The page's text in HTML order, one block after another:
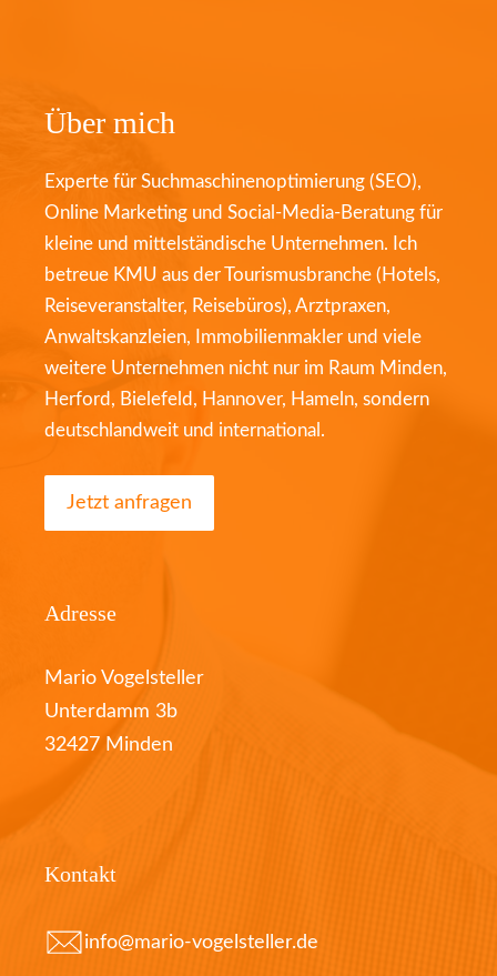
Über mich
Experte für Suchmaschinenoptimierung (SEO),
Online Marketing und Social-Media-Beratung für
kleine und mittelständische Unternehmen. Ich
betreue KMU aus der Tourismusbranche (Hotels,
Reiseveranstalter, Reisebüros), Arztpraxen,
Anwaltskanzleien, Immobilienmakler und viele
weitere Unternehmen nicht nur im Raum Minden,
Herford, Bielefeld, Hannover, Hameln, sondern
deutschlandweit und international.
Jetzt anfragen
Adresse
Mario Vogelsteller
Unterdamm 3b
32427 Minden
Kontakt
info@mario-vogelsteller.de